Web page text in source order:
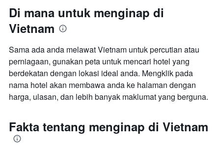
Di mana untuk menginap di
Vietnam
Sama ada anda melawat Vietnam untuk percutian atau
perniagaan, gunakan peta untuk mencari hotel yang
berdekatan dengan lokasi ideal anda. Mengklik pada
nama hotel akan membawa anda ke halaman dengan
harga, ulasan, dan lebih banyak maklumat yang berguna.
Fakta tentang menginap di Vietnam